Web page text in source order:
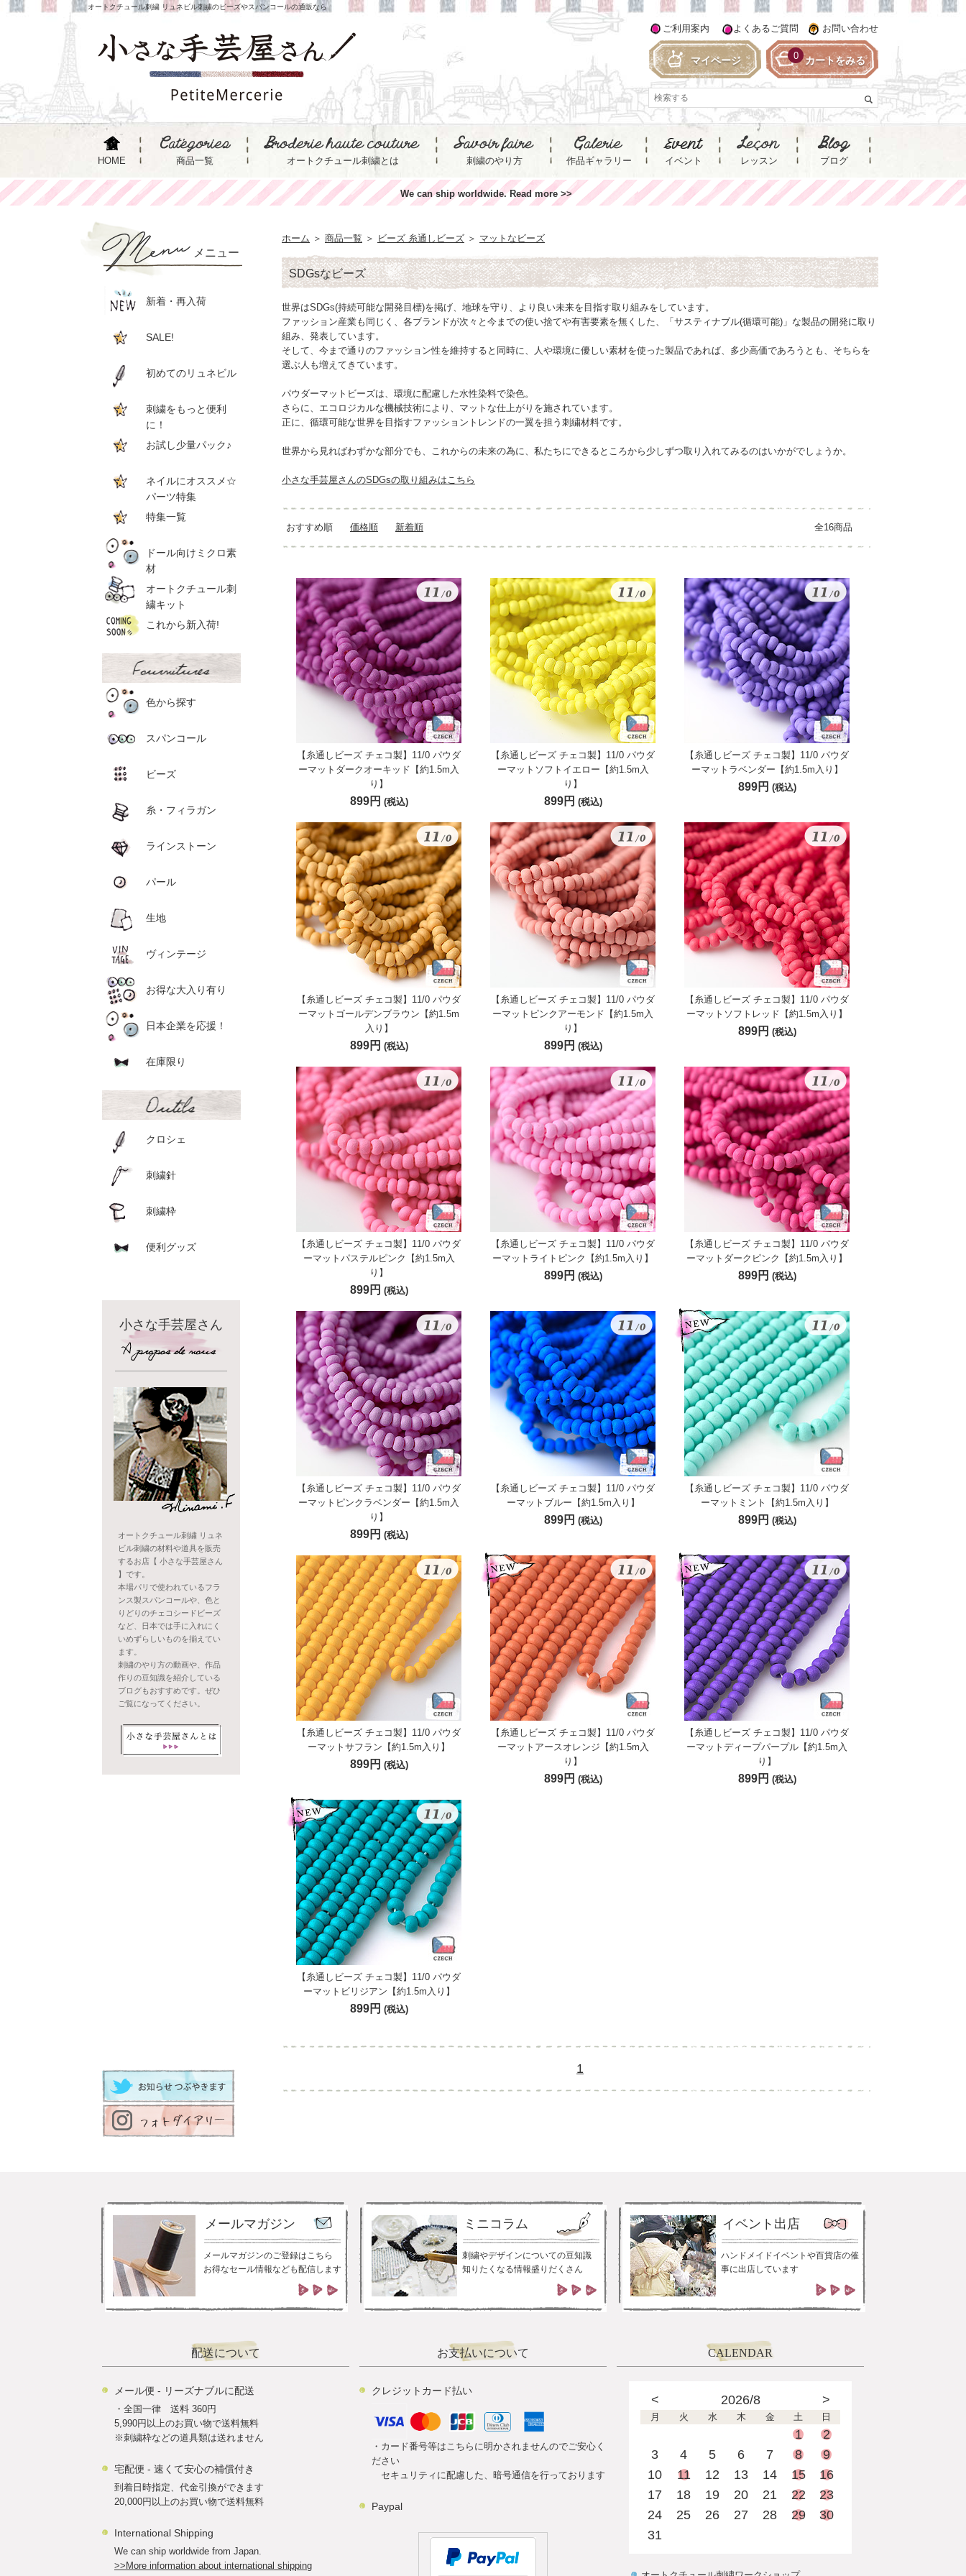
オートクチュール刺繍 リュネビル刺繍のビーズやスパンコールの通販なら
HOME 商品一覧 オートクチュール刺繍とは 刺繍のやり方 作品ギャラリー イベント レッスン ブログ
ご利用案内 よくあるご質問 お問い合わせ
マイページ カートをみる
0
We can ship worldwide. Read more >>
ホーム ＞ 商品一覧 ＞ ビーズ 糸通しビーズ ＞ マットなビーズ
SDGsなビーズ
世界はSDGs(持続可能な開発目標)を掲げ、地球を守り、より良い未来を目指す取り組みをしています。
ファッション産業も同じく、各ブランドが次々と今までの使い捨てや有害要素を無くした、「サスティナブル(循環可能)」な製品の開発に取り
組み、発表しています。
そして、今まで通りのファッション性を維持すると同時に、人や環境に優しい素材を使った製品であれば、多少高価であろうとも、そちらを
選ぶ人も増えてきています。
パウダーマットビーズは、環境に配慮した水性染料で染色。
さらに、エコロジカルな機械技術により、マットな仕上がりを施されています。
正に、循環可能な世界を目指すファッショントレンドの一翼を担う刺繍材料です。
世界から見ればわずかな部分でも、これからの未来の為に、私たちにできるところから少しずつ取り入れてみるのはいかがでしょうか。
小さな手芸屋さんのSDGsの取り組みはこちら
全16商品
おすすめ順 価格順 新着順
【糸通しビーズ チェコ製】11/0 パウダ
ーマットダークオーキッド【約1.5m入
り】
899円 (税込)
【糸通しビーズ チェコ製】11/0 パウダ
ーマットソフトイエロー【約1.5m入
り】
899円 (税込)
【糸通しビーズ チェコ製】11/0 パウダ
ーマットラベンダー【約1.5m入り】
899円 (税込)
【糸通しビーズ チェコ製】11/0 パウダ
ーマットゴールデンブラウン【約1.5m
入り】
899円 (税込)
【糸通しビーズ チェコ製】11/0 パウダ
ーマットピンクアーモンド【約1.5m入
り】
899円 (税込)
【糸通しビーズ チェコ製】11/0 パウダ
ーマットソフトレッド【約1.5m入り】
899円 (税込)
【糸通しビーズ チェコ製】11/0 パウダ
ーマットパステルピンク【約1.5m入
り】
899円 (税込)
【糸通しビーズ チェコ製】11/0 パウダ
ーマットライトピンク【約1.5m入り】
899円 (税込)
【糸通しビーズ チェコ製】11/0 パウダ
ーマットダークピンク【約1.5m入り】
899円 (税込)
【糸通しビーズ チェコ製】11/0 パウダ
ーマットピンクラベンダー【約1.5m入
り】
899円 (税込)
【糸通しビーズ チェコ製】11/0 パウダ
ーマットブルー【約1.5m入り】
899円 (税込)
【糸通しビーズ チェコ製】11/0 パウダ
ーマットミント【約1.5m入り】
899円 (税込)
【糸通しビーズ チェコ製】11/0 パウダ
ーマットサフラン【約1.5m入り】
899円 (税込)
【糸通しビーズ チェコ製】11/0 パウダ
ーマットアースオレンジ【約1.5m入
り】
899円 (税込)
【糸通しビーズ チェコ製】11/0 パウダ
ーマットディープパープル【約1.5m入
り】
899円 (税込)
【糸通しビーズ チェコ製】11/0 パウダ
ーマットビリジアン【約1.5m入り】
899円 (税込)
1
メニュー
新着・再入荷
SALE!
初めてのリュネビル
刺繍をもっと便利
に！
お試し少量パック♪
ネイルにオススメ☆
パーツ特集
特集一覧
ドール向けミクロ素
材
オートクチュール刺
繍キット
これから新入荷!
色から探す
スパンコール
ビーズ
糸・フィラガン
ラインストーン
パール
生地
ヴィンテージ
お得な大入り有り
日本企業を応援！
在庫限り
クロシェ
刺繍針
刺繍枠
便利グッズ
小さな手芸屋さん
オートクチュール刺繍 リュネ
ビル刺繍の材料や道具を販売
するお店【 小さな手芸屋さん
】です。
本場パリで使われているフラ
ンス製スパンコールや、色と
りどりのチェコシードビーズ
など、日本では手に入れにく
いめずらしいものを揃えてい
ます。
刺繍のやり方の動画や、作品
作りの豆知識を紹介している
ブログもおすすめです。ぜひ
ご覧になってください。
メールマガジン
メールマガジンのご登録はこちら
お得なセール情報なども配信します
ミニコラム
刺繍やデザインについての豆知識
知りたくなる情報盛りだくさん
イベント出店
ハンドメイドイベントや百貨店の催
事に出店しています
配送について
メール便 - リーズナブルに配送
・全国一律 送料 360円
5,990円以上のお買い物で送料無料
※刺繍枠などの道具類は送れません
宅配便 - 速くて安心の補償付き
到着日時指定、代金引換ができます
20,000円以上のお買い物で送料無料
International Shipping
We can ship worldwide from Japan.
>>More information about international shipping
お支払いについて
クレジットカード払い
・カード番号等はこちらに明かされませんのでご安心く
ださい
セキュリティに配慮した、暗号通信を行っております
Paypal
CALENDAR
< 2026/8 >
月 火 水 木 金 土 日
1
2
3
4 5 6 7 8
9
10
11 12 13 14 15
16
17
18 19 20 21 22
23
24
25 26 27 28 29
30
31